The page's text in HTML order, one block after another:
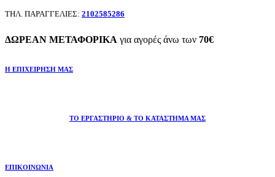
ΤΗΛ. ΠΑΡΑΓΓΕΛΙΕΣ: 2102585286
ΔΩΡΕΑΝ ΜΕΤΑΦΟΡΙΚΑ για αγορές άνω των 70€
Η ΕΠΙΧΕΙΡΗΣΗ ΜΑΣ
ΤΟ ΕΡΓΑΣΤΗΡΙΟ & ΤΟ ΚΑΤΑΣΤΗΜΑ ΜΑΣ
ΕΠΙΚΟΙΝΩΝΙΑ